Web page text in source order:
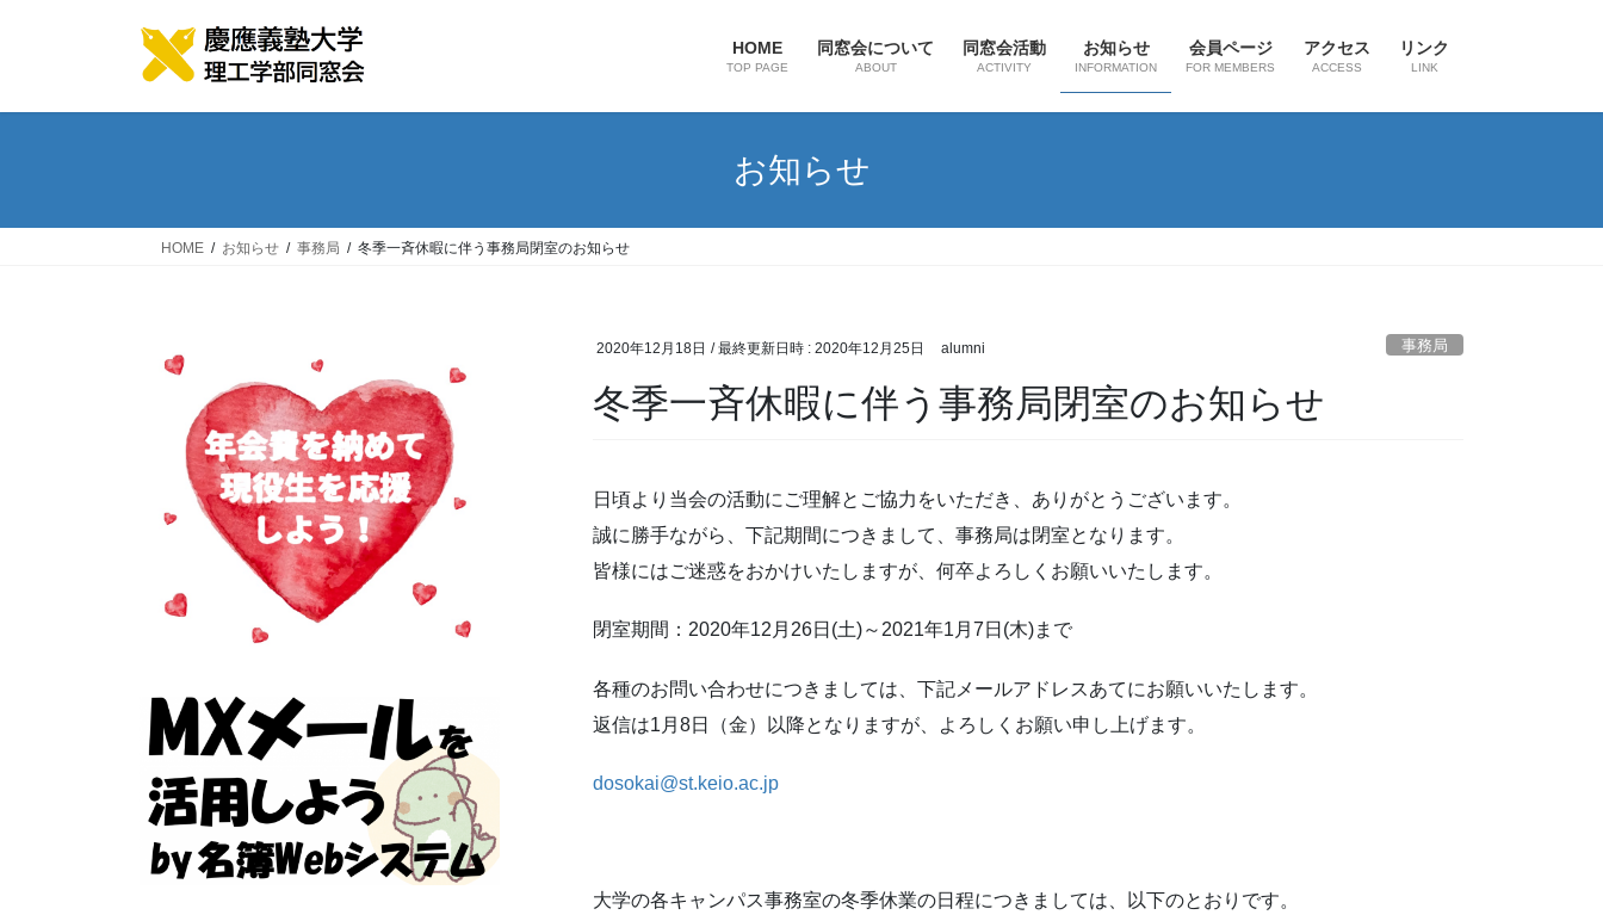
HOME
TOP PAGE
同窓会について
ABOUT
同窓会活動
ACTIVITY
お知らせ
INFORMATION
会員ページ
FOR MEMBERS
アクセス
ACCESS
リンク
LINK
お知らせ
HOME お知らせ 事務局 冬季一斉休暇に伴う事務局閉室のお知らせ
2020年12月18日 / 最終更新日時 : 2020年12月25日 alumni 事務局
冬季一斉休暇に伴う事務局閉室のお知らせ
日頃より当会の活動にご理解とご協力をいただき、ありがとうございます。
誠に勝手ながら、下記期間につきまして、事務局は閉室となります。
皆様にはご迷惑をおかけいたしますが、何卒よろしくお願いいたします。
閉室期間：2020年12月26日(土)～2021年1月7日(木)まで
各種のお問い合わせにつきましては、下記メールアドレスあてにお願いいたします。
返信は1月8日（金）以降となりますが、よろしくお願い申し上げます。
dosokai@st.keio.ac.jp
大学の各キャンパス事務室の冬季休業の日程につきましては、以下のとおりです。